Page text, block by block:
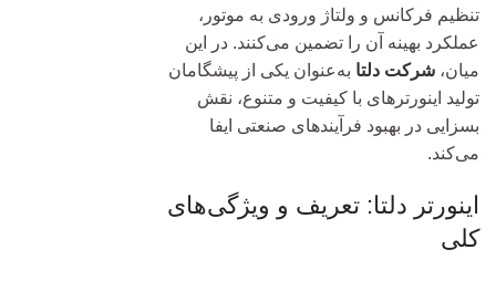
تنظیم فرکانس و ولتاژ ورودی به موتور،
عملکرد بهینه آن را تضمین می‌کنند. در این
میان، شرکت دلتا به‌عنوان یکی از پیشگامان
تولید اینورترهای با کیفیت و متنوع، نقش
بسزایی در بهبود فرآیندهای صنعتی ایفا
می‌کند.
اینورتر دلتا: تعریف و ویژگی‌های
کلی